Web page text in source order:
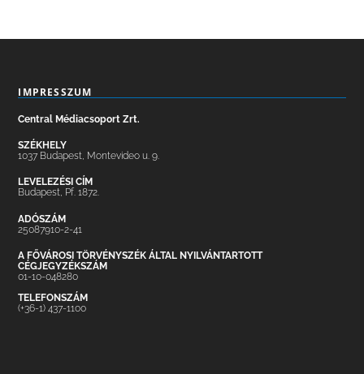
IMPRESSZUM
Central Médiacsoport Zrt.
SZÉKHELY
1037 Budapest, Montevideo u. 9.
LEVELEZÉSI CÍM
Budapest, Pf. 1872.
ADÓSZÁM
25087910-2-41
A FŐVÁROSI TÖRVÉNYSZÉK ÁLTAL NYILVÁNTARTOTT
CÉGJEGYZÉKSZÁM
01-10-048280
TELEFONSZÁM
(+36-1) 437-1100